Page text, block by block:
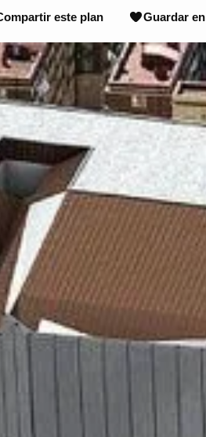
este plan Guardar